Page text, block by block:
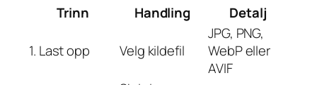
Trinn
Handling Detalj
1. Last opp Velg kildefil
JPG, PNG,
WebP eller
AVIF